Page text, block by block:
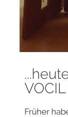
Früher